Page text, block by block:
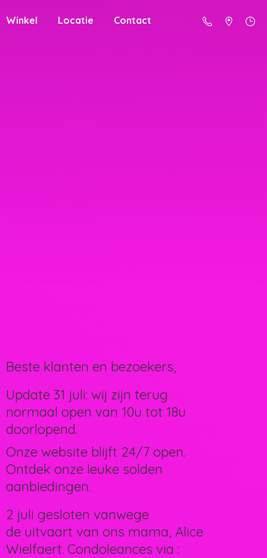
Winkel Locatie Contact
Beste klanten en bezoekers,
Update 31 juli: wij zijn terug
normaal open van 10u tot 18u
doorlopend.
Onze website blijft 24/7 open.
Ontdek onze leuke solden
aanbiedingen.
2 juli gesloten vanwege
de uitvaart van ons mama, Alice
Wielfaert. Condoleances via :